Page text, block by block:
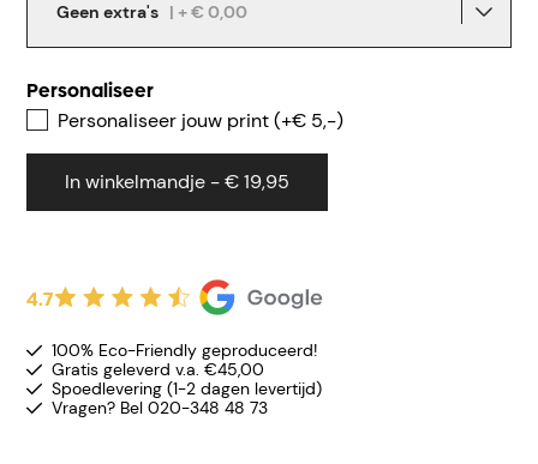
Geen extra's | + € 0,00
Personaliseer
Personaliseer jouw print (+€ 5,-)
In winkelmandje - € 19,95
4.7
100% Eco-Friendly geproduceerd!
Gratis geleverd v.a. €45,00
Spoedlevering (1-2 dagen levertijd)
Vragen? Bel 020-348 48 73